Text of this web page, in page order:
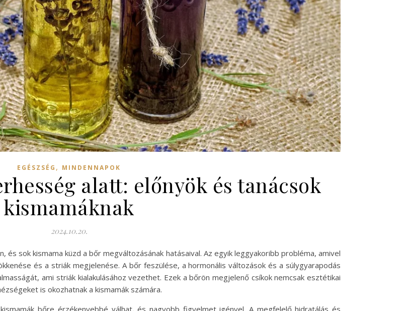
EGÉSZSÉG , MINDENNAPOK
alatt: előnyök és tanácsok
kismamáknak
2024.10.20.
sok kismama küzd a bőr megváltozásának hatásaival. Az egyik leggyakoribb probléma, amivel
és a striák megjelenése. A bőr feszülése, a hormonális változások és a súlygyarapodás
ami striák kialakulásához vezethet. Ezek a bőrön megjelenő csíkok nemcsak esztétikai
is okozhatnak a kismamák számára.
bőre érzékenyebbé válhat, és nagyobb figyelmet igényel. A megfelelő hidratálás és